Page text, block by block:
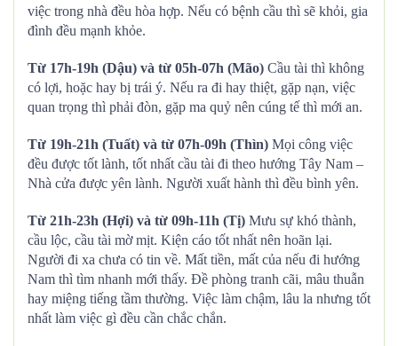
việc trong nhà đều hòa hợp. Nếu có bệnh cầu thì sẽ khỏi, gia
đình đều mạnh khỏe.
Từ 17h-19h (Dậu) và từ 05h-07h (Mão) Cầu tài thì không
có lợi, hoặc hay bị trái ý. Nếu ra đi hay thiệt, gặp nạn, việc
quan trọng thì phải đòn, gặp ma quỷ nên cúng tế thì mới an.
Từ 19h-21h (Tuất) và từ 07h-09h (Thìn) Mọi công việc
đều được tốt lành, tốt nhất cầu tài đi theo hướng Tây Nam –
Nhà cửa được yên lành. Người xuất hành thì đều bình yên.
Từ 21h-23h (Hợi) và từ 09h-11h (Tị) Mưu sự khó thành,
cầu lộc, cầu tài mờ mịt. Kiện cáo tốt nhất nên hoãn lại.
Người đi xa chưa có tin về. Mất tiền, mất của nếu đi hướng
Nam thì tìm nhanh mới thấy. Đề phòng tranh cãi, mâu thuẫn
hay miệng tiếng tầm thường. Việc làm chậm, lâu la nhưng tốt
nhất làm việc gì đều cần chắc chắn.